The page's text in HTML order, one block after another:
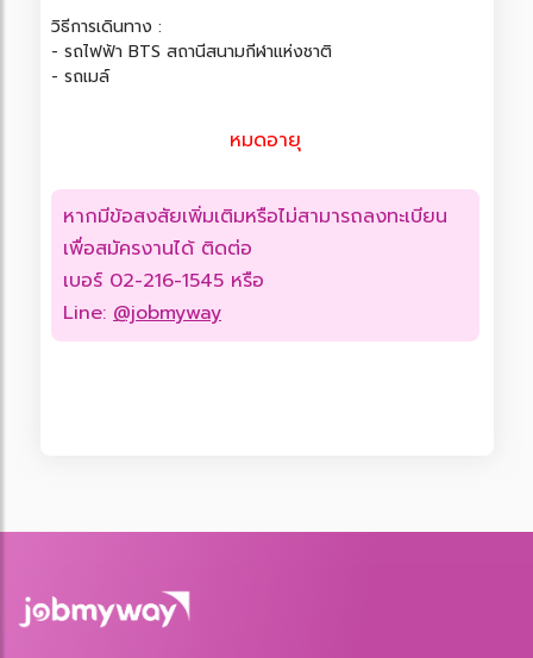
วิธีการเดินทาง :
- รถไฟฟ้า BTS สถานีสนามกีฬาแห่งชาติ
- รถเมล์
หมดอายุ
หากมีข้อสงสัยเพิ่มเติมหรือไม่สามารถลงทะเบียน
เพื่อสมัครงานได้ ติดต่อ
เบอร์ 02-216-1545 หรือ
Line:@jobmyway